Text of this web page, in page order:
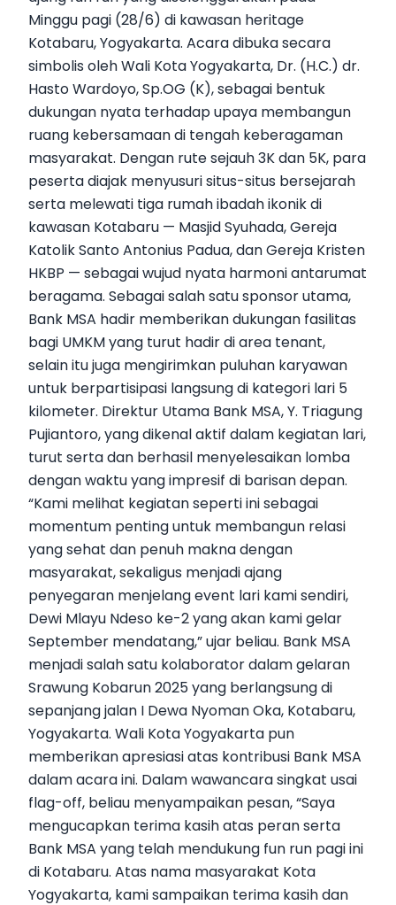
Minggu pagi (28/6) di kawasan heritage
Kotabaru, Yogyakarta. Acara dibuka secara
simbolis oleh Wali Kota Yogyakarta, Dr. (H.C.) dr.
Hasto Wardoyo, Sp.OG (K), sebagai bentuk
dukungan nyata terhadap upaya membangun
ruang kebersamaan di tengah keberagaman
masyarakat. Dengan rute sejauh 3K dan 5K, para
peserta diajak menyusuri situs-situs bersejarah
serta melewati tiga rumah ibadah ikonik di
kawasan Kotabaru — Masjid Syuhada, Gereja
Katolik Santo Antonius Padua, dan Gereja Kristen
HKBP — sebagai wujud nyata harmoni antarumat
beragama. Sebagai salah satu sponsor utama,
Bank MSA hadir memberikan dukungan fasilitas
bagi UMKM yang turut hadir di area tenant,
selain itu juga mengirimkan puluhan karyawan
untuk berpartisipasi langsung di kategori lari 5
kilometer. Direktur Utama Bank MSA, Y. Triagung
Pujiantoro, yang dikenal aktif dalam kegiatan lari,
turut serta dan berhasil menyelesaikan lomba
dengan waktu yang impresif di barisan depan.
“Kami melihat kegiatan seperti ini sebagai
momentum penting untuk membangun relasi
yang sehat dan penuh makna dengan
masyarakat, sekaligus menjadi ajang
penyegaran menjelang event lari kami sendiri,
Dewi Mlayu Ndeso ke-2 yang akan kami gelar
September mendatang,” ujar beliau. Bank MSA
menjadi salah satu kolaborator dalam gelaran
Srawung Kobarun 2025 yang berlangsung di
sepanjang jalan I Dewa Nyoman Oka, Kotabaru,
Yogyakarta. Wali Kota Yogyakarta pun
memberikan apresiasi atas kontribusi Bank MSA
dalam acara ini. Dalam wawancara singkat usai
flag-off, beliau menyampaikan pesan, “Saya
mengucapkan terima kasih atas peran serta
Bank MSA yang telah mendukung fun run pagi ini
di Kotabaru. Atas nama masyarakat Kota
Yogyakarta, kami sampaikan terima kasih dan